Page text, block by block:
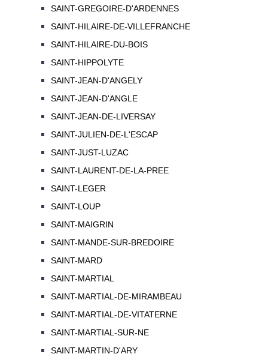
SAINT-GREGOIRE-D'ARDENNES
SAINT-HILAIRE-DE-VILLEFRANCHE
SAINT-HILAIRE-DU-BOIS
SAINT-HIPPOLYTE
SAINT-JEAN-D'ANGELY
SAINT-JEAN-D'ANGLE
SAINT-JEAN-DE-LIVERSAY
SAINT-JULIEN-DE-L'ESCAP
SAINT-JUST-LUZAC
SAINT-LAURENT-DE-LA-PREE
SAINT-LEGER
SAINT-LOUP
SAINT-MAIGRIN
SAINT-MANDE-SUR-BREDOIRE
SAINT-MARD
SAINT-MARTIAL
SAINT-MARTIAL-DE-MIRAMBEAU
SAINT-MARTIAL-DE-VITATERNE
SAINT-MARTIAL-SUR-NE
SAINT-MARTIN-D'ARY